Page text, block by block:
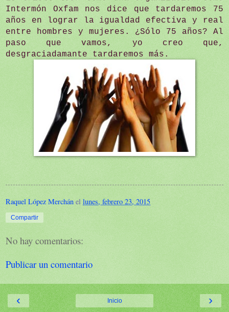
Intermón Oxfam nos dice que tardaremos 75
años en lograr la igualdad efectiva y real
entre hombres y mujeres. ¿Sólo 75 años? Al
paso que vamos, yo creo que,
desgraciadamante tardaremos más.
Raquel López Merchán el lunes, febrero 23, 2015
Compartir
No hay comentarios:
Publicar un comentario
‹ ›
Inicio